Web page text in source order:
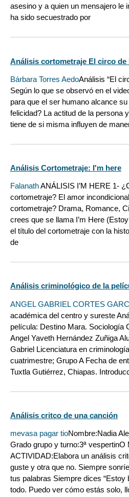
asesino y a quien un mensajero le
ha sido secuestrado por
Análisis cortometraje El circo de
Bárbara Torres AedoAnálisis “El
Según lo que se observó en el
para que el ser humano alcance
felicidad? La actitud de la persona
tiene de si misma influyen de
Análisis Cortometraje: I'm here
FalanathANÁLISIS I’M HERE 1-
cortometraje? El amor
cortometraje? Drama, Romance,
crees que se llama I’m Here
el título del cortometraje con la
de
Análisis criminológico de la
ANGEL GABRIEL CORTES
académica del centro y sureste
película: Destino Mara. Sociología
Angel Yaveth Hernández Zuñiga
Gabriel Licenciatura en
cuatrimestre; Grupo A Fecha de
Tuxtla Gutiérrez, Chiapas.
Análisis critco de una canción
mevasa pagar tioNombre:Nadia
Grado grupo y turno:3ª vespertinO
ACTIVIDAD:Elabora un análisis
guste y otra que no. Siempre
tus palabras Siempre dices “Estoy
todo. Puedo ver cómo estás solo,